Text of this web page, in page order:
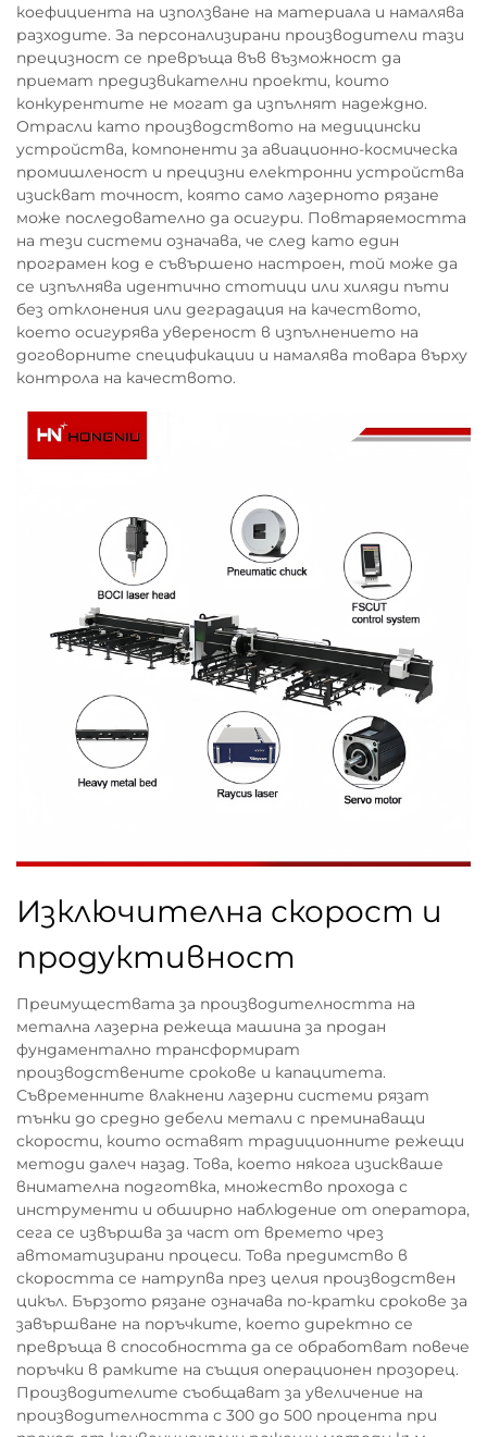
коефициента на използване на материала и намалява
разходите. За персонализирани производители тази
прецизност се превръща във възможност да
приемат предизвикателни проекти, които
конкурентите не могат да изпълнят надеждно.
Отрасли като производството на медицински
устройства, компоненти за авиационно-космическа
промишленост и прецизни електронни устройства
изискват точност, която само лазерното рязане
може последователно да осигури. Повтаряемостта
на тези системи означава, че след като един
програмен код е съвършено настроен, той може да
се изпълнява идентично стотици или хиляди пъти
без отклонения или деградация на качеството,
което осигурява увереност в изпълнението на
договорните спецификации и намалява товара върху
контрола на качеството.
Изключителна скорост и
продуктивност
Преимуществата за производителността на
метална лазерна режеща машина за продан
фундаментално трансформират
производствените срокове и капацитета.
Съвременните влакнени лазерни системи рязат
тънки до средно дебели метали с преминаващи
скорости, които оставят традиционните режещи
методи далеч назад. Това, което някога изискваше
внимателна подготвка, множество прохода с
инструменти и обширно наблюдение от оператора,
сега се извършва за част от времето чрез
автоматизирани процеси. Това предимство в
скоростта се натрупва през целия производствен
цикъл. Бързото рязане означава по-кратки срокове за
завършване на поръчките, което директно се
превръща в способността да се обработват повече
поръчки в рамките на същия операционен прозорец.
Производителите съобщават за увеличение на
производителността с 300 до 500 процента при